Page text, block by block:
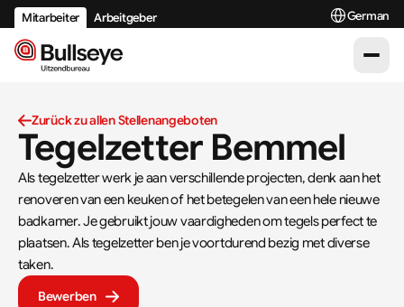
Zurück zu allen Stellenangeboten
Tegelzetter Bemmel
Als tegelzetter werk je aan verschillende projecten, denk aan het
renoveren van een keuken of het betegelen van een hele nieuwe
badkamer. Je gebruikt jouw vaardigheden om tegels perfect te
plaatsen. Als tegelzetter ben je voortdurend bezig met diverse
taken.
Bewerben
Mitarbeiter Arbeitgeber SelectGerman